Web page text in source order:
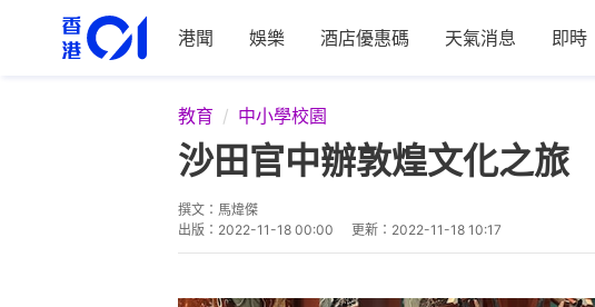
港聞 娛樂 酒店優惠碼 天氣消息 即時
教育 中小學校園
沙田官中辦敦煌文化之
撰文： 馬煒傑
出版： 2022-11-18 00:00 更新： 2022-11-18 10:17